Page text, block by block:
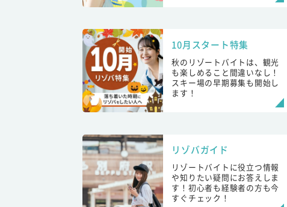
10月スタート特集
秋のリゾートバイトは、観光
も楽しめること間違いなし！
スキー場の早期募集も開始し
ます！
リゾバガイド
リゾートバイトに役立つ情報
や知りたい疑問にお答えしま
す！初心者も経験者の方も今
すぐチェック！